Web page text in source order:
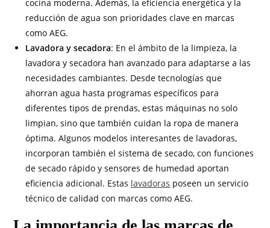
cocina moderna. Además, la eficiencia energética y la
reducción de agua son prioridades clave en marcas
como AEG.
Lavadora y secadora: En el ámbito de la limpieza, la
lavadora y secadora han avanzado para adaptarse a las
necesidades cambiantes. Desde tecnologías que
ahorran agua hasta programas específicos para
diferentes tipos de prendas, estas máquinas no solo
limpian, sino que también cuidan la ropa de manera
óptima. Algunos modelos interesantes de lavadoras,
incorporan también el sistema de secado, con funciones
de secado rápido y sensores de humedad aportan
eficiencia adicional. Estas lavadoras poseen un servicio
técnico de calidad con marcas como AEG.